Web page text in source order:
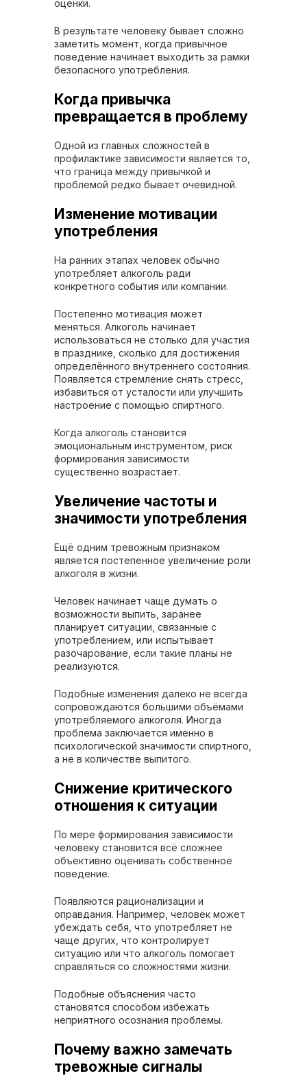
оценки.
В результате человеку бывает сложно
заметить момент, когда привычное
поведение начинает выходить за рамки
безопасного употребления.
Когда привычка
превращается в проблему
Одной из главных сложностей в
профилактике зависимости является то,
что граница между привычкой и
проблемой редко бывает очевидной.
Изменение мотивации
употребления
На ранних этапах человек обычно
употребляет алкоголь ради
конкретного события или компании.
Постепенно мотивация может
меняться. Алкоголь начинает
использоваться не столько для участия
в празднике, сколько для достижения
определённого внутреннего состояния.
Появляется стремление снять стресс,
избавиться от усталости или улучшить
настроение с помощью спиртного.
Когда алкоголь становится
эмоциональным инструментом, риск
формирования зависимости
существенно возрастает.
Увеличение частоты и
значимости употребления
Ещё одним тревожным признаком
является постепенное увеличение роли
алкоголя в жизни.
Человек начинает чаще думать о
возможности выпить, заранее
планирует ситуации, связанные с
употреблением, или испытывает
разочарование, если такие планы не
реализуются.
Подобные изменения далеко не всегда
сопровождаются большими объёмами
употребляемого алкоголя. Иногда
проблема заключается именно в
психологической значимости спиртного,
а не в количестве выпитого.
Снижение критического
отношения к ситуации
По мере формирования зависимости
человеку становится всё сложнее
объективно оценивать собственное
поведение.
Появляются рационализации и
оправдания. Например, человек может
убеждать себя, что употребляет не
чаще других, что контролирует
ситуацию или что алкоголь помогает
справляться со сложностями жизни.
Подобные объяснения часто
становятся способом избежать
неприятного осознания проблемы.
Почему важно замечать
тревожные сигналы